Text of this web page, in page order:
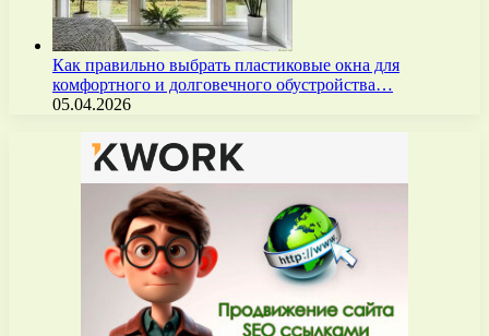
Как правильно выбрать пластиковые окна для
комфортного и долговечного обустройства…
05.04.2026